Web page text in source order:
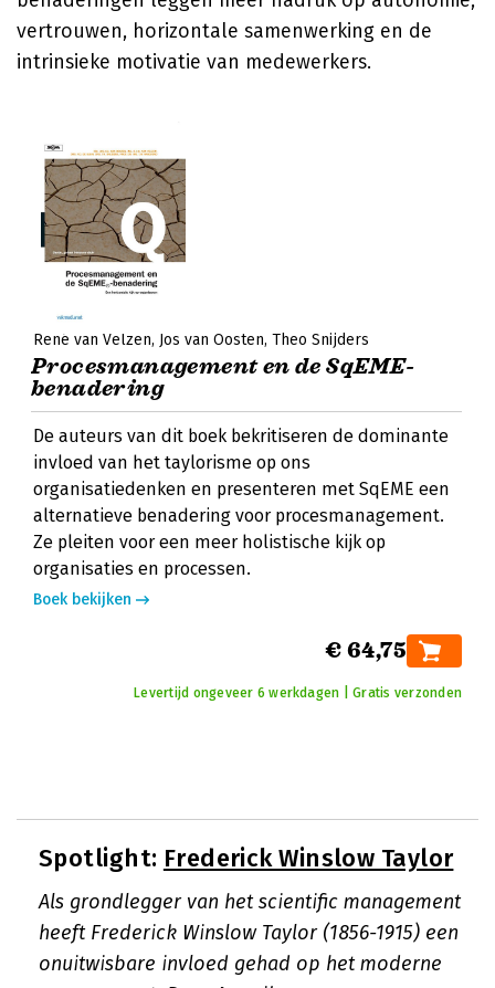
vertrouwen, horizontale samenwerking en de
intrinsieke motivatie van medewerkers.
René van Velzen Jos van Oosten Theo Snijders
Procesmanagement en de SqEME-
benadering
De auteurs van dit boek bekritiseren de dominante
invloed van het taylorisme op ons
organisatiedenken en presenteren met SqEME een
alternatieve benadering voor procesmanagement.
Ze pleiten voor een meer holistische kijk op
organisaties en processen.
Boek bekijken
€ 64,75
Levertijd ongeveer 6 werkdagen | Gratis verzonden
Spotlight: Frederick Winslow Taylor
Als grondlegger van het scientific management
heeft Frederick Winslow Taylor (1856-1915) een
onuitwisbare invloed gehad op het moderne